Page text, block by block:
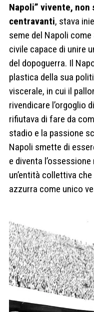
Napoli” vivente, non
centravanti, stava
seme del Napoli come
civile capace di unire
del dopoguerra. Il
plastica della sua
viscerale, in cui il
rivendicare l’orgoglio
rifiutava di fare da
stadio e la passione
Napoli smette di
e diventa
un’entità collettiva
azzurra come unico